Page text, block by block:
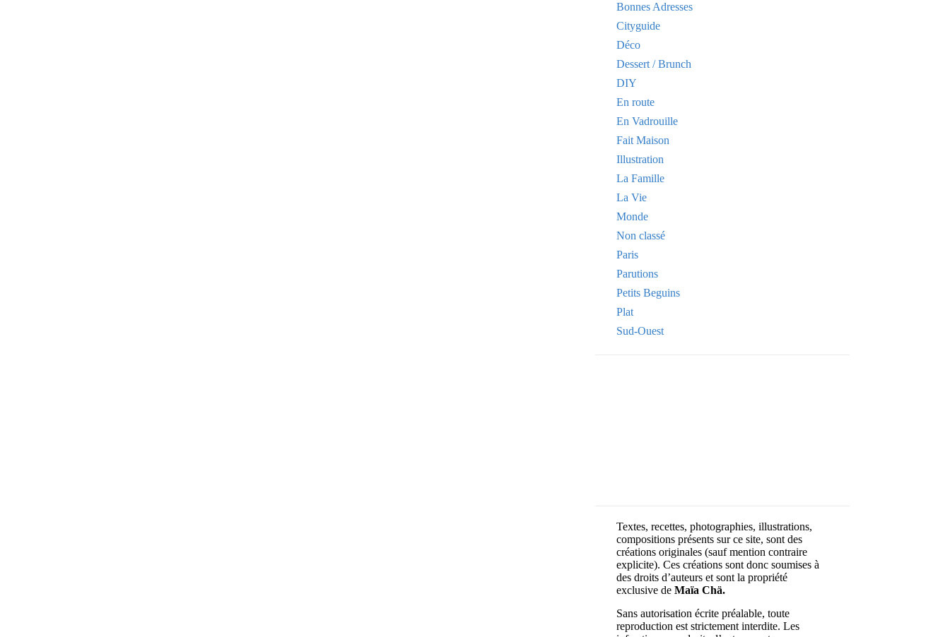
Bonnes Adresses
Cityguide
Déco
Dessert / Brunch
DIY
En route
En Vadrouille
Fait Maison
Illustration
La Famille
La Vie
Monde
Non classé
Paris
Parutions
Petits Beguins
Plat
Sud-Ouest
Textes, recettes, photographies, illustrations,
compositions présents sur ce site, sont des
créations originales (sauf mention contraire
explicite). Ces créations sont donc soumises à
des droits d’auteurs et sont la propriété
exclusive de Maïa Chä.
Sans autorisation écrite préalable, toute
reproduction est strictement interdite. Les